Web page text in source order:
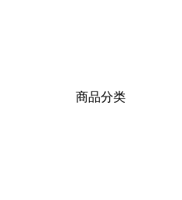
商品分类